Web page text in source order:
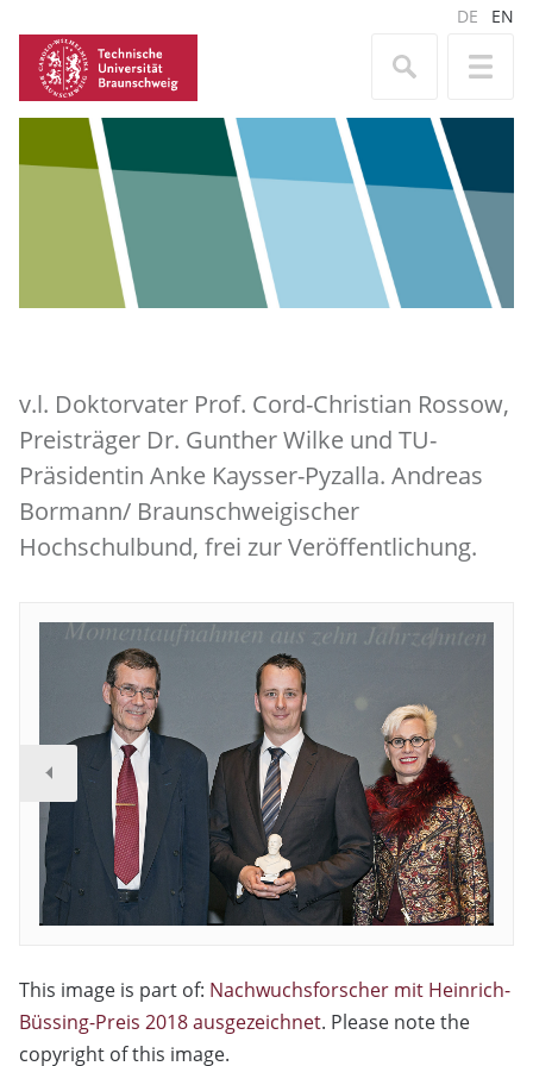
DE EN
v.l. Doktorvater Prof. Cord-Christian Rossow,
Preisträger Dr. Gunther Wilke und TU-
Präsidentin Anke Kaysser-Pyzalla. Andreas
Bormann/ Braunschweigischer
Hochschulbund, frei zur Veröffentlichung.
This image is part of: Nachwuchsforscher mit Heinrich-
Büssing-Preis 2018 ausgezeichnet. Please note the
copyright of this image.